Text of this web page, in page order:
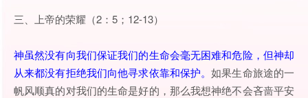
三、上帝的荣耀（2：5；12-13）
神虽然没有向我们保证我们的生命会毫无困难和危险，但神却
从来都没有拒绝我们向他寻求依靠和保护。如果生命旅途的一
帆风顺真的对我们的生命是好的，那么我想神绝不会吝啬平安